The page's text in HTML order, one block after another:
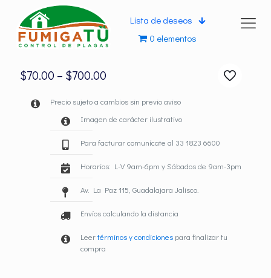
Lista de deseos
0 elementos
$70.00 – $700.00
Precio sujeto a cambios sin previo aviso
Imagen de carácter ilustrativo
Para facturar comunícate al 33 1823 6600
Horarios: L-V 9am-6pm y Sábados de 9am-3pm
Av. La Paz 115, Guadalajara Jalisco.
Envíos calculando la distancia
Leertérminos y condiciones para finalizar tu
compra